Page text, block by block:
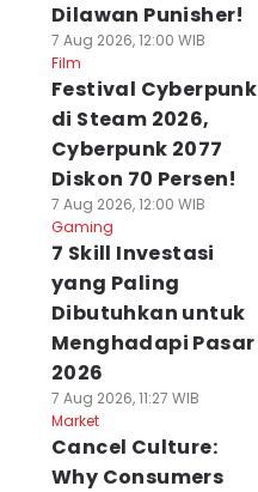
Dilawan Punisher!
7 Aug 2026, 12:00 WIB
Film
Festival Cyberpunk
di Steam 2026,
Cyberpunk 2077
Diskon 70 Persen!
7 Aug 2026, 12:00 WIB
Gaming
7 Skill Investasi
yang Paling
Dibutuhkan untuk
Menghadapi Pasar
2026
7 Aug 2026, 11:27 WIB
Market
Cancel Culture:
Why Consumers